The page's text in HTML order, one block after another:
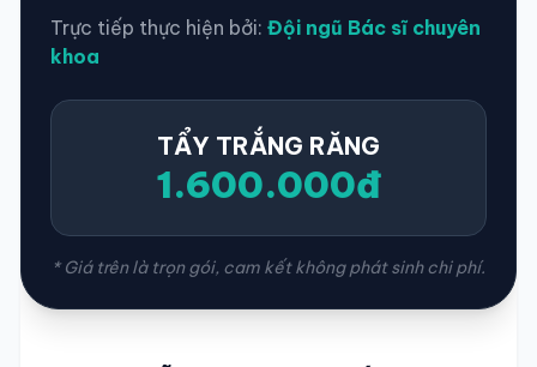
Trực tiếp thực hiện bởi: Đội ngũ Bác sĩ chuyên
khoa
TẨY TRẮNG RĂNG
1.600.000đ
* Giá trên là trọn gói, cam kết không phát sinh chi phí.